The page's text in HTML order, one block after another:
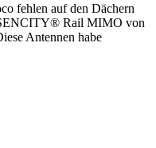
fehlen auf den Dächern
Rail MIMO von
Antennen habe